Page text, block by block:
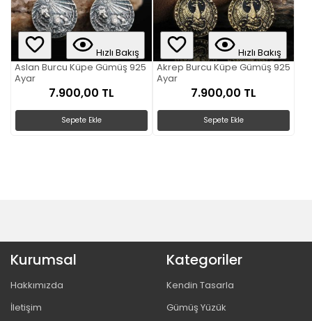
Hızlı Bakış
Aslan Burcu Küpe Gümüş 925
Ayar
7.900,00 TL
Sepete Ekle
Hızlı Bakış
Akrep Burcu Küpe Gümüş 925
Ayar
7.900,00 TL
Sepete Ekle
Kurumsal
Hakkımızda
İletişim
Kategoriler
Kendin Tasarla
Gümüş Yüzük